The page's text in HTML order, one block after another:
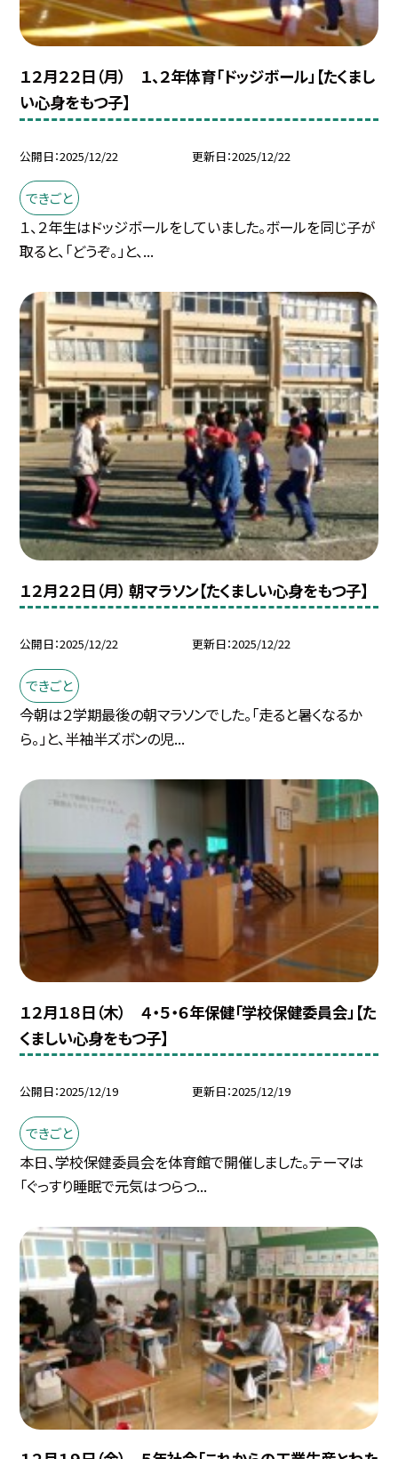
１２月２２日（月） １、２年体育「ドッジボール」【たくまし
い心身をもつ子】
公開日 2025/12/22 更新日 2025/12/22
できごと
１、２年生はドッジボールをしていました。ボールを同じ子が
取ると、「どうぞ。」と、...
１２月２２日（月） 朝マラソン【たくましい心身をもつ子】
公開日 2025/12/22 更新日 2025/12/22
できごと
今朝は２学期最後の朝マラソンでした。「走ると暑くなるか
ら。」と、半袖半ズボンの児...
１２月１８日（木） ４・５・６年保健「学校保健委員会」【た
くましい心身をもつ子】
公開日 2025/12/19 更新日 2025/12/19
できごと
本日、学校保健委員会を体育館で開催しました。テーマは
「ぐっすり睡眠で元気はつらつ...